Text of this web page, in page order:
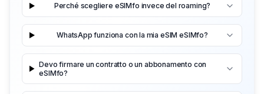
Perché scegliere eSIMfo invece del roaming?
WhatsApp funziona con la mia eSIM eSIMfo?
Devo firmare un contratto o un abbonamento con
eSIMfo?